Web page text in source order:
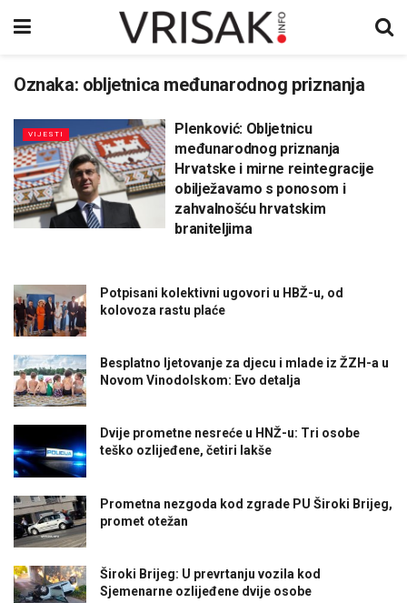
Oznaka: obljetnica međunarodnog priznanja
VIJESTI
Plenković: Obljetnicu
međunarodnog priznanja
Hrvatske i mirne reintegracije
obilježavamo s ponosom i
zahvalnošću hrvatskim
braniteljima
Potpisani kolektivni ugovori u HBŽ-u, od
kolovoza rastu plaće
Besplatno ljetovanje za djecu i mlade iz ŽZH-a u
Novom Vinodolskom: Evo detalja
Dvije prometne nesreće u HNŽ-u: Tri osobe
teško ozlijeđene, četiri lakše
Prometna nezgoda kod zgrade PU Široki Brijeg,
promet otežan
Široki Brijeg: U prevrtanju vozila kod
Sjemenarne ozlijeđene dvije osobe